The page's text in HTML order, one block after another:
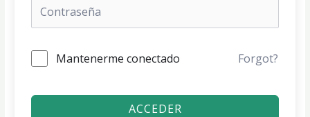
Mantenerme conectado Forgot?
ACCEDER